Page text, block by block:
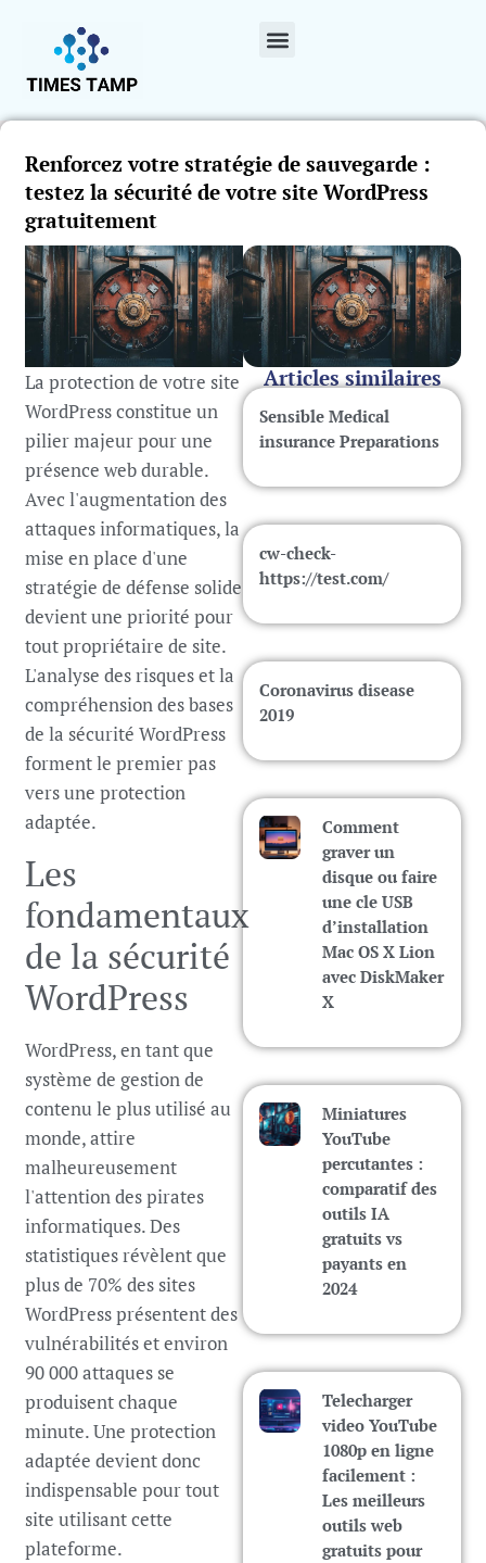
Renforcez votre stratégie de sauvegarde :
testez la sécurité de votre site WordPress
gratuitement
La protection de votre site
WordPress constitue un
pilier majeur pour une
présence web durable.
Avec l'augmentation des
attaques informatiques, la
mise en place d'une
stratégie de défense solide
devient une priorité pour
tout propriétaire de site.
L'analyse des risques et la
compréhension des bases
de la sécurité WordPress
forment le premier pas
vers une protection
adaptée.
Les
fondamentaux
de la sécurité
WordPress
WordPress, en tant que
système de gestion de
contenu le plus utilisé au
monde, attire
malheureusement
l'attention des pirates
informatiques. Des
statistiques révèlent que
plus de 70% des sites
WordPress présentent des
vulnérabilités et environ
90 000 attaques se
produisent chaque
minute. Une protection
adaptée devient donc
indispensable pour tout
site utilisant cette
plateforme.
Articles similaires
Sensible Medical
insurance Preparations
cw-check-
https://test.com/
Coronavirus disease
2019
Comment
graver un
disque ou faire
une cle USB
d’installation
Mac OS X Lion
avec DiskMaker
X
Miniatures
YouTube
percutantes :
comparatif des
outils IA
gratuits vs
payants en
2024
Telecharger
video YouTube
1080p en ligne
facilement :
Les meilleurs
outils web
gratuits pour